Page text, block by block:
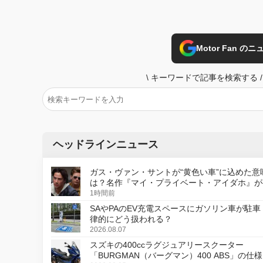
Motor Fan のニ
\ キーワードで記事を検索する /
ヘッドラインニュース
ガス・ヴァン・サントが“黄色い車”に込めた意
は？名作『マイ・プライベート・アイダホ』が
デジタルリマスター版で復活
1時間前
SAやPAのEV充電スペースにガソリン車が駐車
律的にどう扱われる？
2026.08.07
スズキの400ccラグジュアリースクーター
「BURGMAN（バーグマン）400 ABS」の仕様